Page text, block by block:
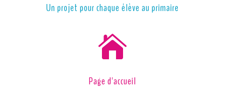
Un projet pour chaque élève au primaire

Page d'accueil